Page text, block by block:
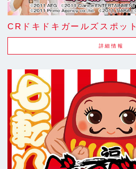
CRドキドキガールズスポット
詳細情報